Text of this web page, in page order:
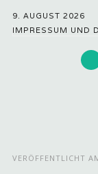
9. AUGUST 2026
IMPRESSUM UND
VERÖFFENTLICHT